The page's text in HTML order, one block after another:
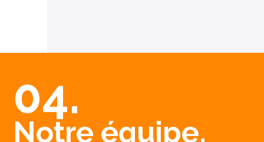
04.
Notre équipe,